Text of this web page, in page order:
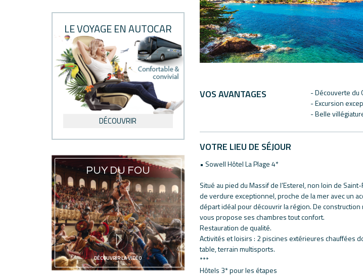
VOS AVANTAGES
- Découverte du
- Excursion
- Belle
VOTRE LIEU DE SÉJOUR
• Sowell Hôtel La Plage 4*
Situé au pied du Massif de l’Esterel, non loin de
de verdure exceptionnel, proche de la mer avec un
départ idéal pour découvrir la région. De
vous propose ses chambres tout confort.
Restauration de qualité.
Activités et loisirs : 2 piscines extérieures chauffées
table, terrain multisports.
***
Hôtels 3* pour les étapes
LE VOYAGE EN AUTOCAR
DÉCOUVRIR
PUY DU FOU
DÉCOUVRIR LA VIDÉO